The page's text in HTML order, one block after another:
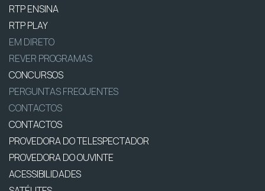
RTP ENSINA
RTP PLAY
EM DIRETO
REVER PROGRAMAS
CONCURSOS
PERGUNTAS FREQUENTES
CONTACTOS
CONTACTOS
PROVEDORA DO TELESPECTADOR
PROVEDORA DO OUVINTE
ACESSIBILIDADES